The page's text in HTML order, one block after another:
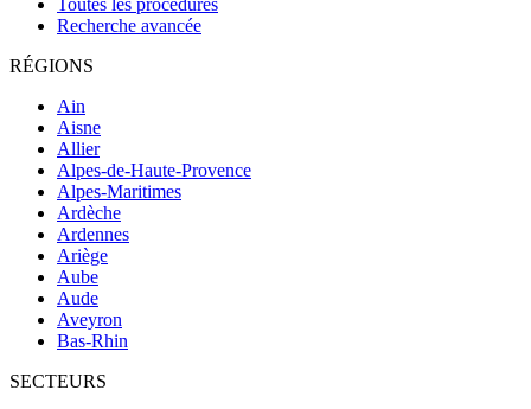
Recherche avancée
RÉGIONS
Ain
Aisne
Allier
Alpes-de-Haute-Provence
Alpes-Maritimes
Ardèche
Ardennes
Ariège
Aube
Aude
Aveyron
Bas-Rhin
SECTEURS